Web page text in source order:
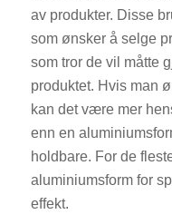
av produkter. Disse
som ønsker å selge
som tror de vil måtte
produktet. Hvis man
kan det være mer
enn en
holdbare. For de
aluminiumsform for
effekt.